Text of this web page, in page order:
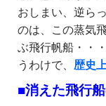
おしまい、逆ら
のは、この蒸気
ぶ飛行帆船・・
うわけで、 歴史
■消えた飛行